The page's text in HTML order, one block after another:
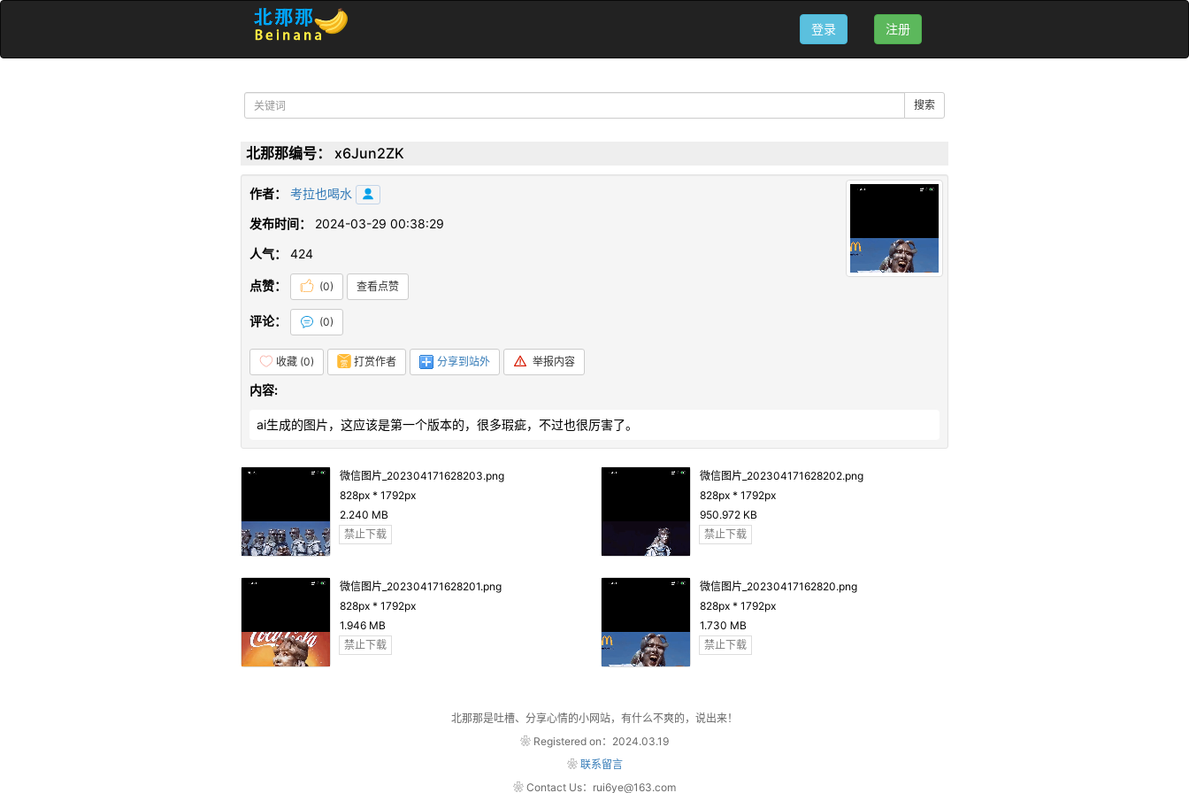
登录 注册
搜索
北那那编号： x6Jun2ZK
作者： 考拉也喝水
发布时间：
2024-03-29 00:38:29
人气：
424
点赞： (0) 查看点赞
评论： (0)
收藏 (0) 打赏作者 分享到站外 举报内容
内容:
ai生成的图片，这应该是第一个版本的，很多瑕疵，不过也很厉害了。
微信图片_202304171628203.png
828px * 1792px
2.240 MB
禁止下载
微信图片_202304171628202.png
828px * 1792px
950.972 KB
禁止下载
微信图片_202304171628201.png
828px * 1792px
1.946 MB
禁止下载
微信图片_20230417162820.png
828px * 1792px
1.730 MB
禁止下载
北那那是吐槽、分享心情的小网站，有什么不爽的，说出来！
❀ Registered on：2024.03.19
❀ 联系留言
❀ Contact Us：rui6ye@163.com